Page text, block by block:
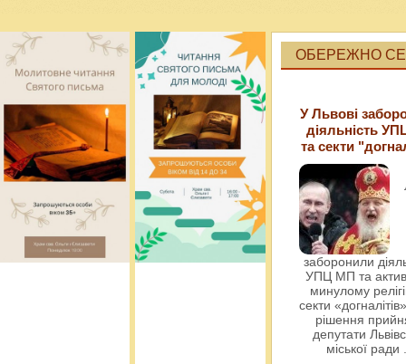
ОБЕРЕЖНО
У Львові
діяльність
та секти
заборонили
УПЦ МП та
минулому
секти
рішення
депутати
міської ради